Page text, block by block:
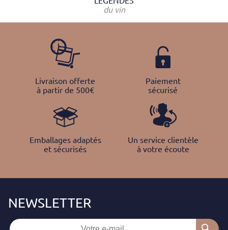
du vin
Livraison offerte
à partir de 500€
Paiement
sécurisé
Emballages adaptés
et sécurisés
Un service clientèle
à votre écoute